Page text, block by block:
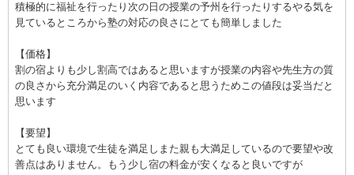
積極的に福祉を行ったり次の日の授業の予州を行ったりするやる気を
見ているところから塾の対応の良さにとても簡単しました
【価格】
割の宿よりも少し割高ではあると思いますが授業の内容や先生方の質
の良さから充分満足のいく内容であると思うためこの値段は妥当だと
思います
【要望】
とても良い環境で生徒を満足しまた親も大満足しているので要望や改
善点はありません。もう少し宿の料金が安くなると良いですが